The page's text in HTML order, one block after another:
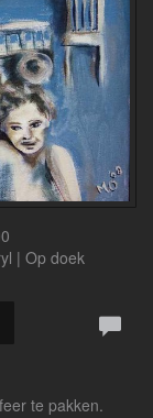
| Op doek
te pakken.